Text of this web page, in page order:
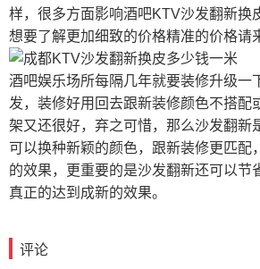
样，很多方面影响酒吧KTV沙发翻新换
想要了解更加细致的价格精准的价格请
酒吧娱乐场所每隔几年就要装修升级一
发，装修好用回去跟新装修颜色不搭配
架又还很好，弃之可惜，那么沙发翻新
可以换种新颖的颜色，跟新装修更匹配
的效果，更重要的是沙发翻新还可以节
真正的达到成新的效果。
评论